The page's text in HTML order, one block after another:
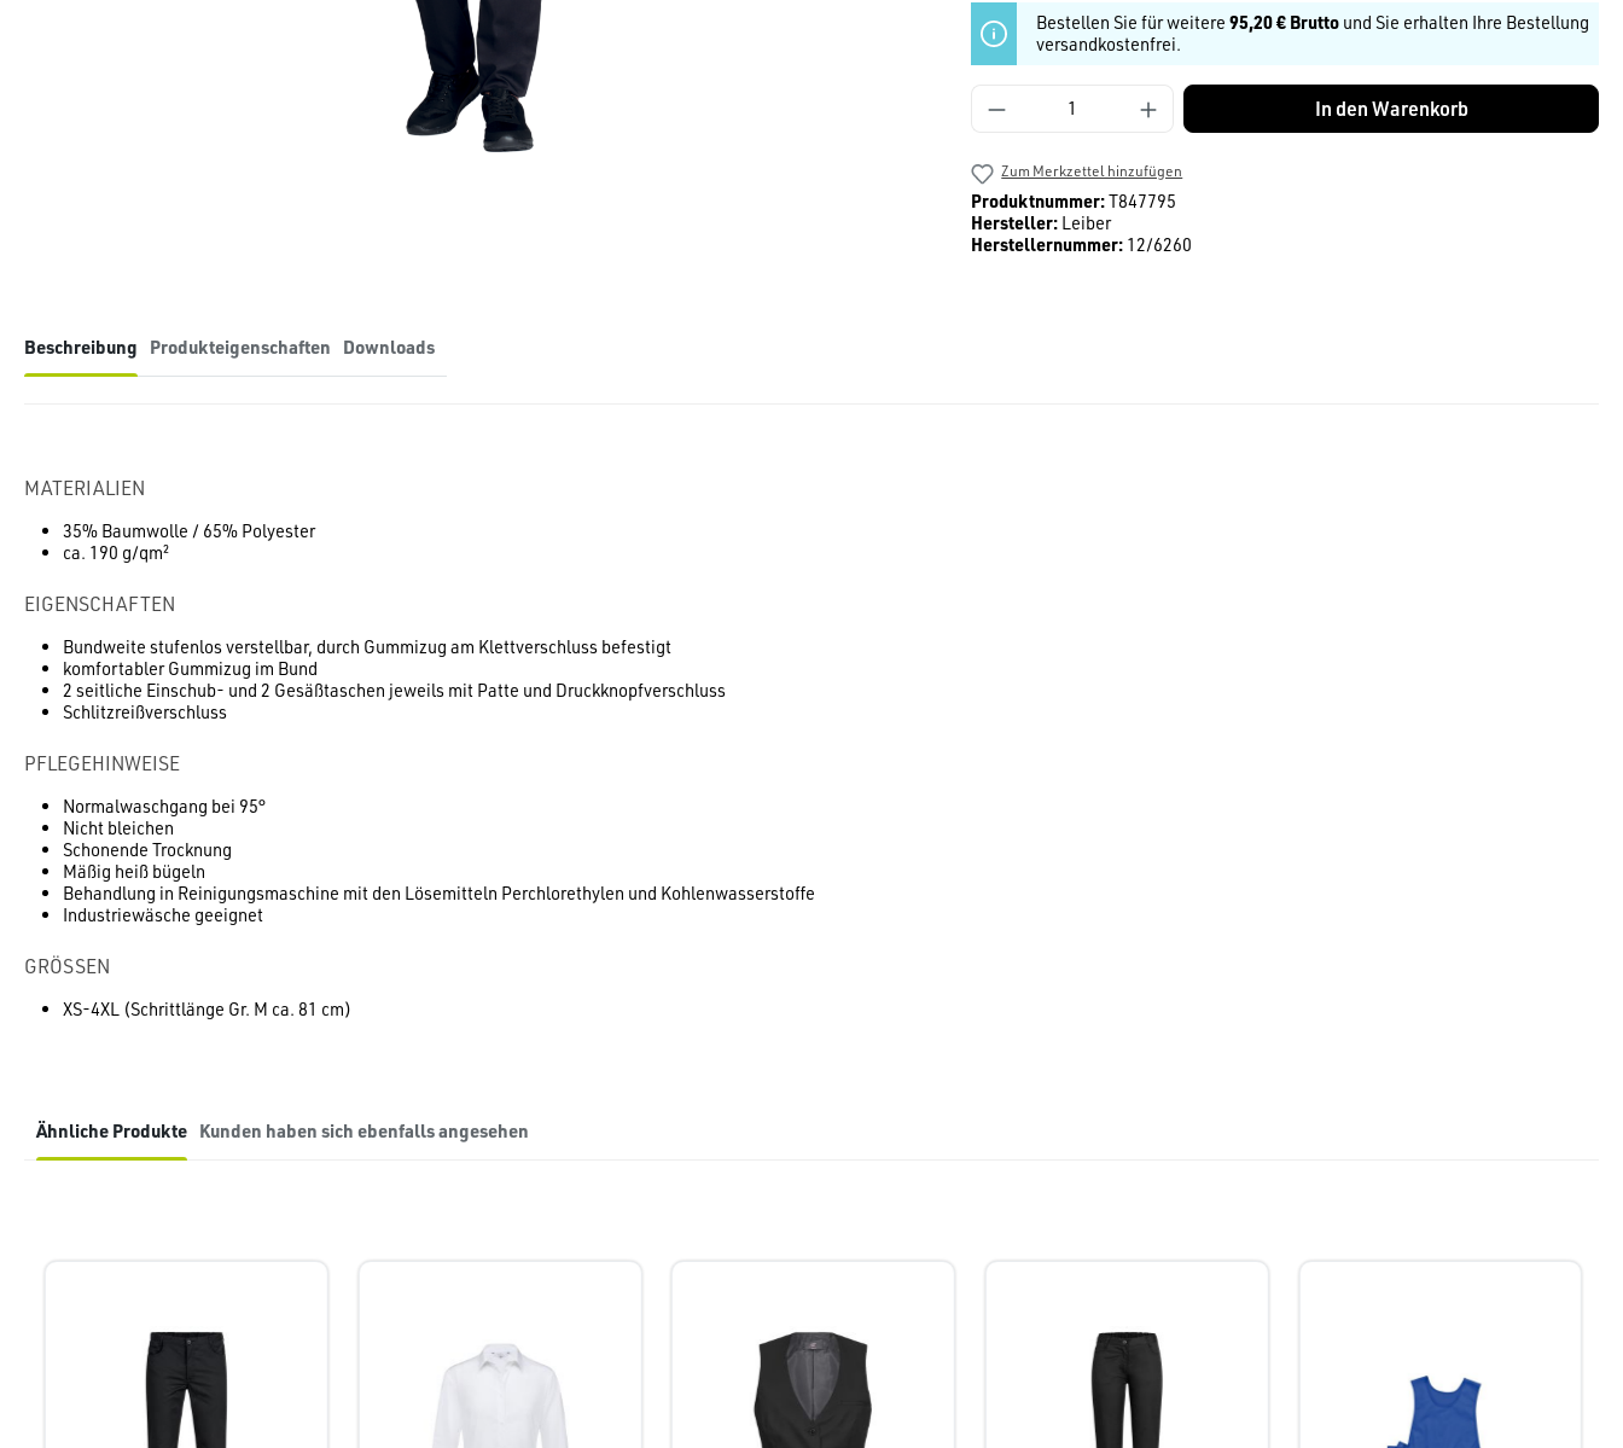
Bestellen Sie für weitere 95,20 € Brutto und Sie erhalten Ihre Bestellung
versandkostenfrei.
Produkt Anzahl: Gib den gewünschten Wert ein
In den Warenkorb
Zum Merkzettel hinzufügen
Produktnummer:T847795
Hersteller: Leiber
Herstellernummer: 12/6260
Beschreibung Produkteigenschaften Downloads
MATERIALIEN
35% Baumwolle / 65% Polyester
ca. 190 g/qm²
EIGENSCHAFTEN
Bundweite stufenlos verstellbar, durch Gummizug am Klettverschluss befestigt
komfortabler Gummizug im Bund
2 seitliche Einschub- und 2 Gesäßtaschen jeweils mit Patte und Druckknopfverschluss
Schlitzreißverschluss
PFLEGEHINWEISE
Normalwaschgang bei 95°
Nicht bleichen
Schonende Trocknung
Mäßig heiß bügeln
Behandlung in Reinigungsmaschine mit den Lösemitteln Perchlorethylen und Kohlenwasserstoffe
Industriewäsche geeignet
GRÖSSEN
XS-4XL (Schrittlänge Gr. M ca. 81 cm)
Ähnliche Produkte Kunden haben sich ebenfalls angesehen